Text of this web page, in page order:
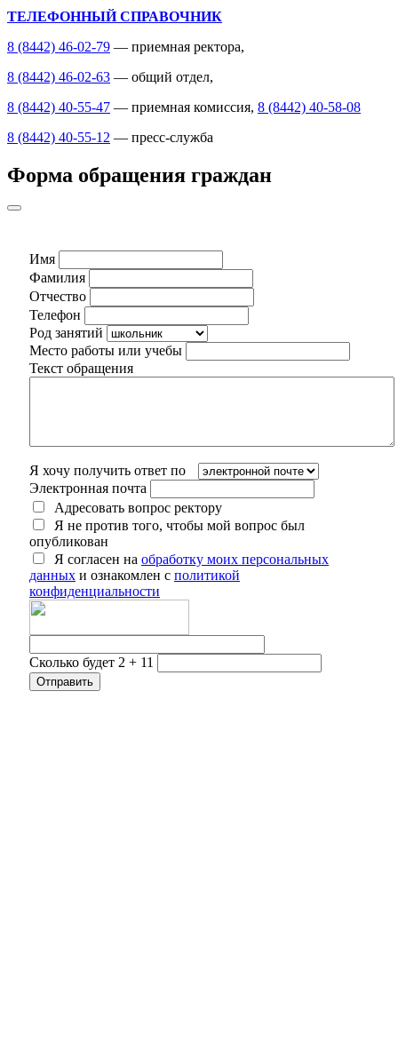
ТЕЛЕФОННЫЙ СПРАВОЧНИК
8 (8442) 46-02-79 — приемная ректора,
8 (8442) 46-02-63 — общий отдел,
8 (8442) 40-55-47 — приемная комиссия, 8 (8442) 40-58-08
8 (8442) 40-55-12 — пресс-служба
Форма обращения граждан
Имя
Фамилия
Отчество
Телефон
Род занятий
Место работы или учебы
Текст обращения
Я хочу получить ответ по
Электронная почта
Адресовать вопрос ректору
Я не против того, чтобы мой вопрос был
опубликован
Я согласен на обработку моих персональных
данных и ознакомлен с политикой
конфиденциальности
Сколько будет 2 + 11